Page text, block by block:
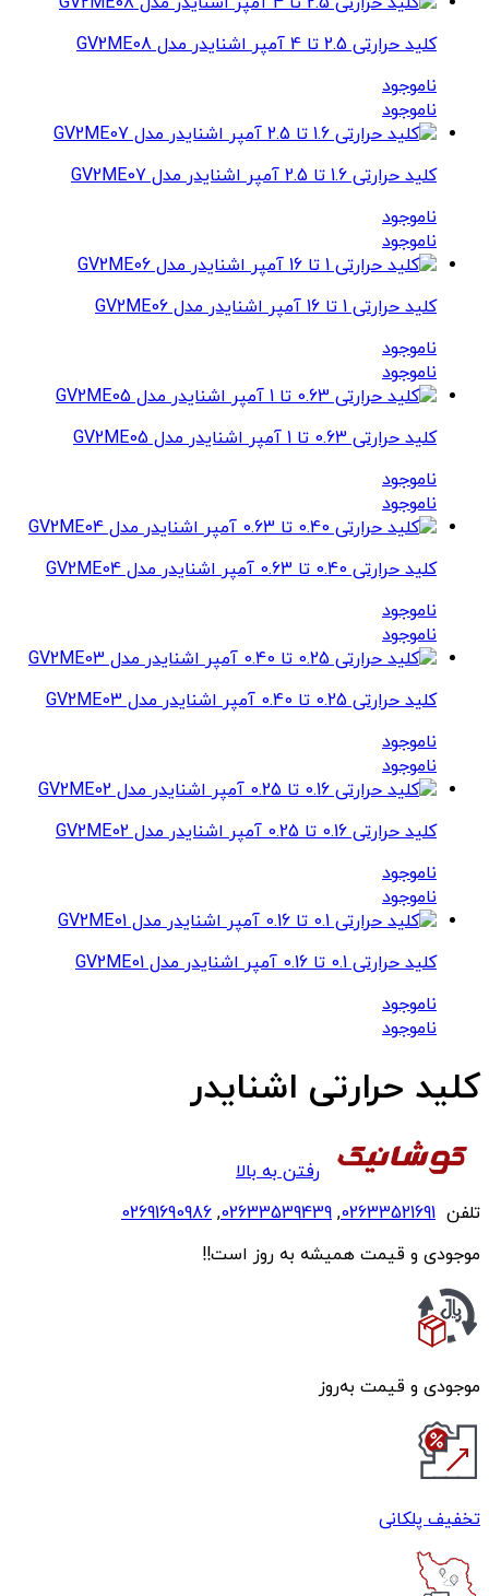
کلید حرارتی 2.5 تا 4 آمپر اشنایدر مدل GV2ME08
ناموجود
ناموجود
کلید حرارتی 1.6 تا 2.5 آمپر اشنایدر مدل GV2ME07
ناموجود
ناموجود
کلید حرارتی 1 تا 16 آمپر اشنایدر مدل GV2ME06
ناموجود
ناموجود
کلید حرارتی 0.63 تا 1 آمپر اشنایدر مدل GV2ME05
ناموجود
ناموجود
کلید حرارتی 0.40 تا 0.63 آمپر اشنایدر مدل GV2ME04
ناموجود
ناموجود
کلید حرارتی 0.25 تا 0.40 آمپر اشنایدر مدل GV2ME03
ناموجود
ناموجود
کلید حرارتی 0.16 تا 0.25 آمپر اشنایدر مدل GV2ME02
ناموجود
ناموجود
کلید حرارتی 0.1 تا 0.16 آمپر اشنایدر مدل GV2ME01
ناموجود
ناموجود
کلید حرارتی اشنایدر
رفتن به بالا
تلفن 02633521691
,
02633539439
,
02691690986
موجودی و قیمت همیشه به روز است!!
موجودی و قیمت به‌روز
تخفیف پلکانی